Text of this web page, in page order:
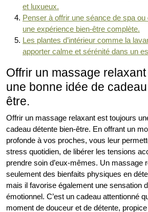
et luxueux.
Penser à offrir une séance de spa ou
une expérience bien-être complète.
Les plantes d’intérieur comme la
apporter calme et sérénité dans un
Offrir un massage
une bonne idée de
être.
Offrir un massage relaxant est toujours
cadeau détente bien-être. En offrant un
profonde à vos proches, vous leur
stress quotidien, de libérer les tensions
prendre soin d’eux-mêmes. Un massage
seulement des bienfaits physiques en
mais il favorise également une sensation
émotionnel. C’est un cadeau attentionné
moment de douceur et de détente,